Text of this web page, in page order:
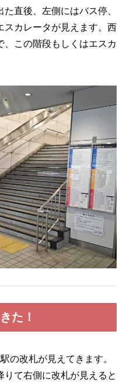
直後、左側にはバス停、
スカレータが見えます。西
この階段もしくはエスカ
た！
の改札が見えてきます。
て右側に改札が見えると